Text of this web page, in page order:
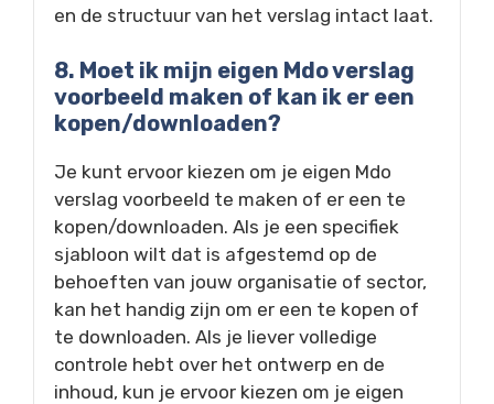
en de structuur van het verslag intact laat.
8. Moet ik mijn eigen Mdo verslag
voorbeeld maken of kan ik er een
kopen/downloaden?
Je kunt ervoor kiezen om je eigen Mdo
verslag voorbeeld te maken of er een te
kopen/downloaden. Als je een specifiek
sjabloon wilt dat is afgestemd op de
behoeften van jouw organisatie of sector,
kan het handig zijn om er een te kopen of
te downloaden. Als je liever volledige
controle hebt over het ontwerp en de
inhoud, kun je ervoor kiezen om je eigen